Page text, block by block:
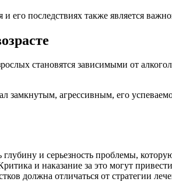
его последствиях также является
становятся зависимыми от
агрессивным, его
и серьезность проблемы,
и наказание за это могут
должна отличаться от стратегии